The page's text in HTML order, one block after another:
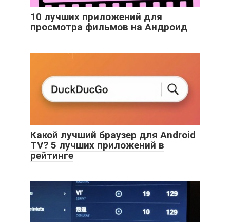
10 лучших приложений для
просмотра фильмов на Андроид
Какой лучший браузер для Android
TV? 5 лучших приложений в
рейтинге